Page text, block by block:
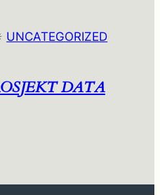
UNCATEGORIZED
DATA